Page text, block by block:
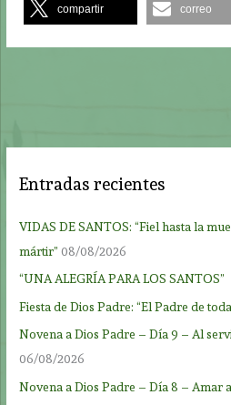
compartir correo
Entradas recientes
VIDAS DE SANTOS: “Fiel hasta la
mártir” 08/08/2026
“UNA ALEGRÍA PARA LOS SANTOS”
Fiesta de Dios Padre: “El Padre de
Novena a Dios Padre – Día 9 – Al
06/08/2026
Novena a Dios Padre – Día 8 – Amar